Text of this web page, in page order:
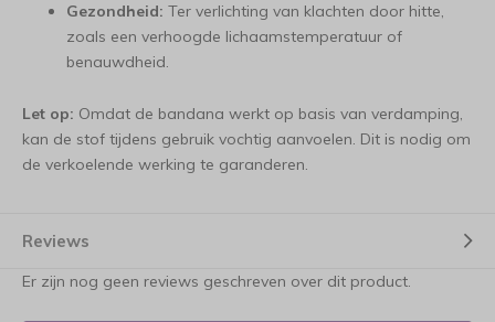
Gezondheid: Ter verlichting van klachten door hitte,
zoals een verhoogde lichaamstemperatuur of
benauwdheid.
Let op: Omdat de bandana werkt op basis van verdamping,
kan de stof tijdens gebruik vochtig aanvoelen. Dit is nodig om
de verkoelende werking te garanderen.
Reviews
Er zijn nog geen reviews geschreven over dit product.